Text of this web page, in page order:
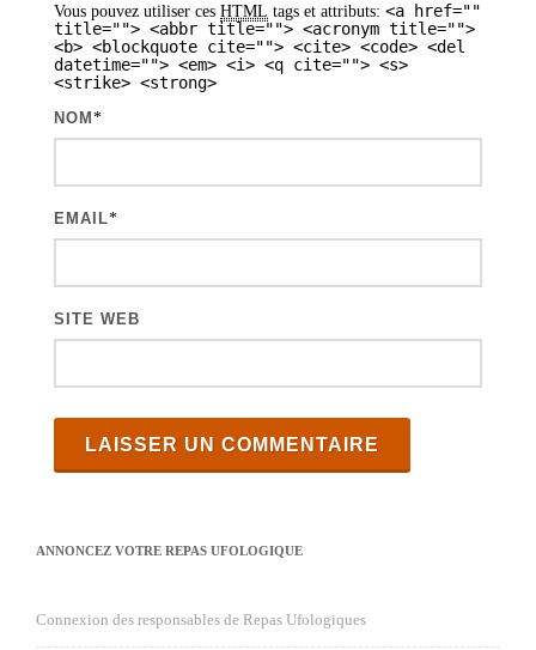
Vous pouvez utiliser ces HTML tags et attributs: <a href=""
title=""> <abbr title=""> <acronym title="">
<b> <blockquote cite=""> <cite> <code> <del
datetime=""> <em> <i> <q cite=""> <s>
<strike> <strong>
NOM *
EMAIL*
SITE WEB
ANNONCEZ VOTRE REPAS UFOLOGIQUE
Connexion des responsables de Repas Ufologiques